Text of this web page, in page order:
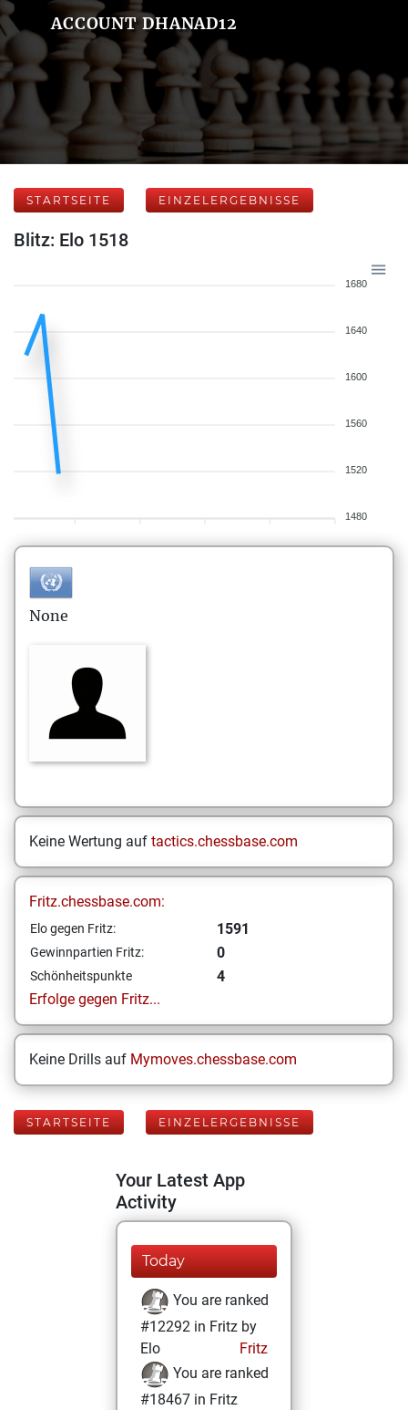
ACCOUNT DHANAD12
STARTSEITE EINZELERGEBNISSE
Blitz: Elo 1518
1680
1640
1600
1560
1520
1480
None
Keine Wertung auf tactics.chessbase.com
Fritz.chessbase.com:
Elo gegen Fritz: 1591
Gewinnpartien Fritz: 0
Schönheitspunkte
4
Erfolge gegen Fritz...
Keine Drills auf Mymoves.chessbase.com
STARTSEITE EINZELERGEBNISSE
Your Latest App
Activity
Today
You are ranked
#12292 in Fritz by
Elo
Fritz
You are ranked
#18467 in Fritz